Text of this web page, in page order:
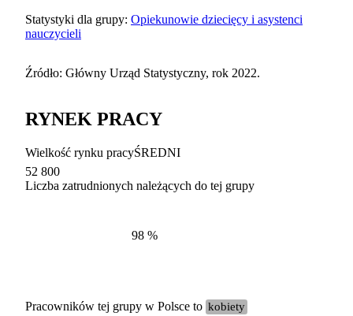
Statystyki dla grupy: Opiekunowie dziecięcy i asystenci
nauczycieli
Źródło: Główny Urząd Statystyczny, rok 2022.
RYNEK PRACY
Wielkość rynku pracyŚREDNI
52 800
Liczba zatrudnionych należących do tej grupy
98 %
Pracowników tej grupy w Polsce to kobiety